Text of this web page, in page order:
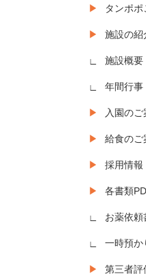
タンポ
施設の紹
施設概要
年間行事
入園のご
給食のご
採用情報
各書類
お薬依頼
一時預か
第三者評